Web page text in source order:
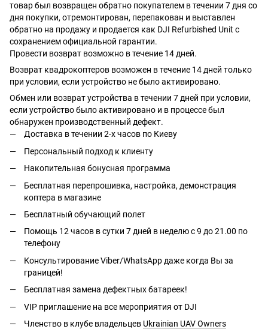
товар был возвращен обратно покупателем в течении 7 дня со
дня покупки, отремонтирован, перепакован и выставлен
обратно на продажу и продается как DJI Refurbished Unit с
сохранением официальной гарантии.
Провести возврат возможно в течение 14 дней.
Возврат квадрокоптеров возможен в течение 14 дней только
при условии, если устройство не было активировано.
Обмен или возврат устройства в течении 7 дней при условии,
если устройство было активировано и в процессе был
обнаружен производственный дефект.
Доставка в течении 2-х часов по Киеву
Персональный подход к клиенту
Накопительная бонусная программа
Бесплатная перепрошивка, настройка, демонстрация
коптера в магазине
Бесплатный обучающий полет
Помощь 12 часов в сутки 7 дней в неделю с 9 до 21.00 по
телефону
Консультирование Viber/WhatsApp даже когда Вы за
границей!
Бесплатная замена дефектных батареек!
VIP приглашение на все мероприятия от DJI
Членство в клубе владельцев Ukrainian UAV Owners